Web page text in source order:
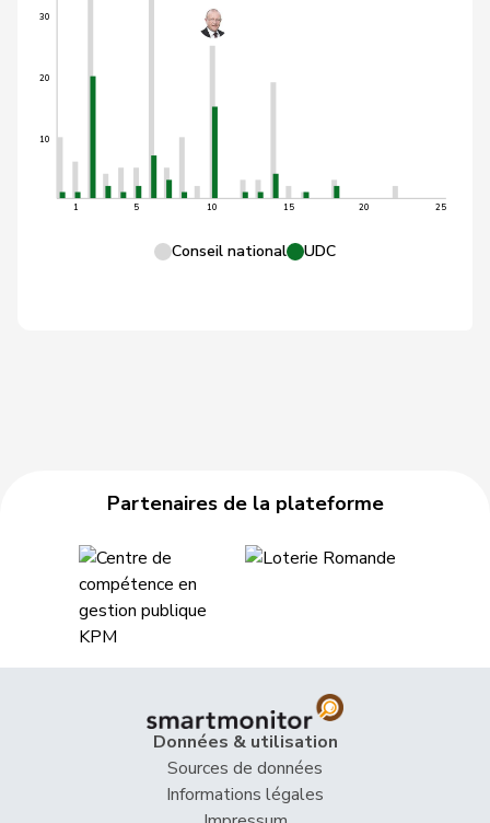
10
20
30
1 5 10 15 20 25
Conseil national UDC
Partenaires de la plateforme
Données & utilisation
Sources de données
Informations légales